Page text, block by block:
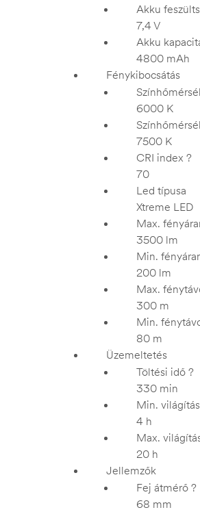
Akku
7,4 V
Akku
4800 mAh
Fénykibocsátás
6000 K
7500 K
CRI index ?
70
Led típusa
Xtreme LED
Max.
3500 lm
Min.
200 lm
Max.
300 m
Min.
80 m
Üzemeltetés
Töltési idő ?
330 min
Min.
4 h
Max.
20 h
Jellemzők
Fej átmérő ?
68 mm